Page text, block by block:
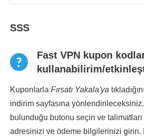
SSS
Fast VPN kupon
kullanabilirim/
Kuponlarla Fırsatı Yakala'ya
indirim sayfasına yönlendirileceksiniz.
bulunduğu butonu seçin ve
adresinizi ve ödeme bilgilerinizi girin.